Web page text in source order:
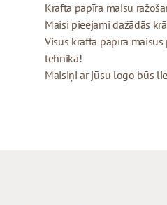
Krafta papīra maisu
Maisi pieejami dažādās
Visus krafta papīra
tehnikā!
Maisiņi ar jūsu logo būs